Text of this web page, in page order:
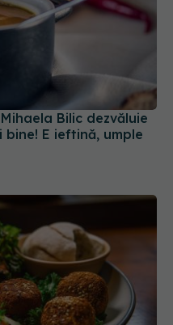
Bilic dezvăluie
E ieftină, umple